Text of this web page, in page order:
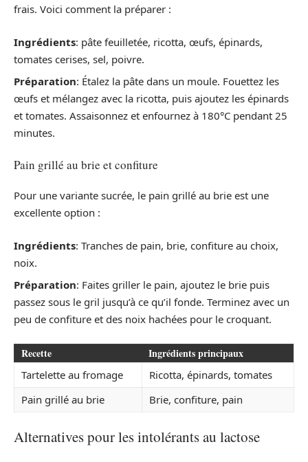
frais. Voici comment la préparer :
Ingrédients: pâte feuilletée, ricotta, œufs, épinards,
tomates cerises, sel, poivre.
Préparation: Étalez la pâte dans un moule. Fouettez les
œufs et mélangez avec la ricotta, puis ajoutez les épinards
et tomates. Assaisonnez et enfournez à 180°C pendant 25
minutes.
Pain grillé au brie et confiture
Pour une variante sucrée, le pain grillé au brie est une
excellente option :
Ingrédients: Tranches de pain, brie, confiture au choix,
noix.
Préparation: Faites griller le pain, ajoutez le brie puis
passez sous le gril jusqu’à ce qu’il fonde. Terminez avec un
peu de confiture et des noix hachées pour le croquant.
Recette Ingrédients principaux
Tartelette au fromage
Ricotta, épinards, tomates
Pain grillé au brie
Brie, confiture, pain
Alternatives pour les intolérants au lactose